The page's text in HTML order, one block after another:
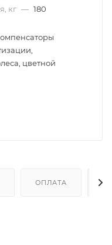
кг — 180
цветной
ОПЛАТА